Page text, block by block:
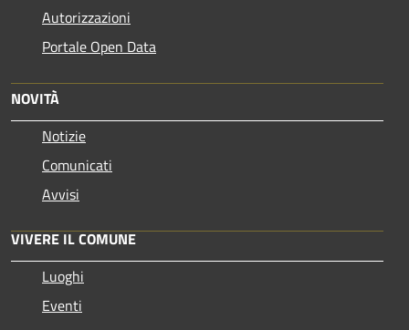
Autorizzazioni
Portale Open Data
NOVITÀ
Notizie
Comunicati
Avvisi
VIVERE IL COMUNE
Luoghi
Eventi